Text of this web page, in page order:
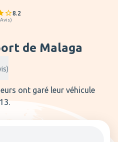
8.2
Avis)
de Malaga
)
ont garé leur véhicule